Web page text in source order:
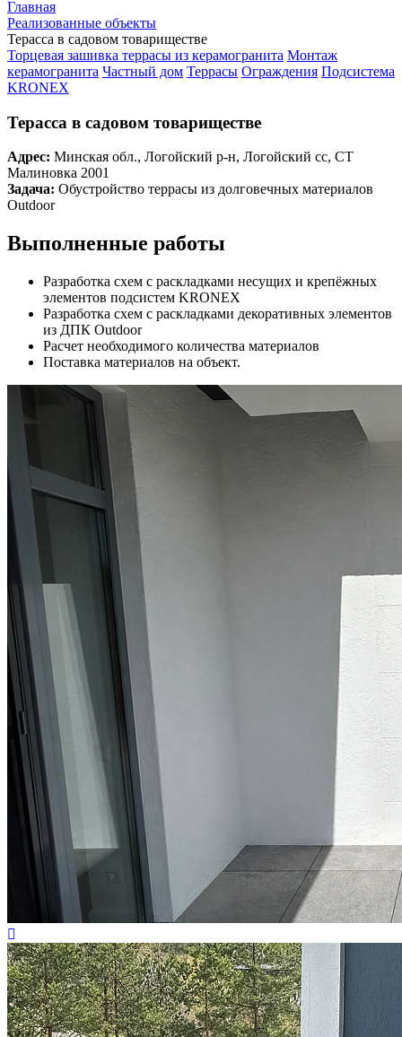
Главная
Реализованные объекты
Терасса в садовом товариществе
Торцевая зашивка террасы из керамогранита Монтаж
керамогранита Частный дом Террасы Ограждения Подсистема
KRONEX
Терасса в садовом товариществе
Адрес: Минская обл., Логойский р-н, Логойский сс, СТ
Малиновка 2001
Задача: Обустройство террасы из долговечных материалов
Outdoor
Выполненные работы
Разработка схем с раскладками несущих и крепёжных
элементов подсистем KRONEX
Разработка схем с раскладками декоративных элементов
из ДПК Outdoor
Расчет необходимого количества материалов
Поставка материалов на объект.